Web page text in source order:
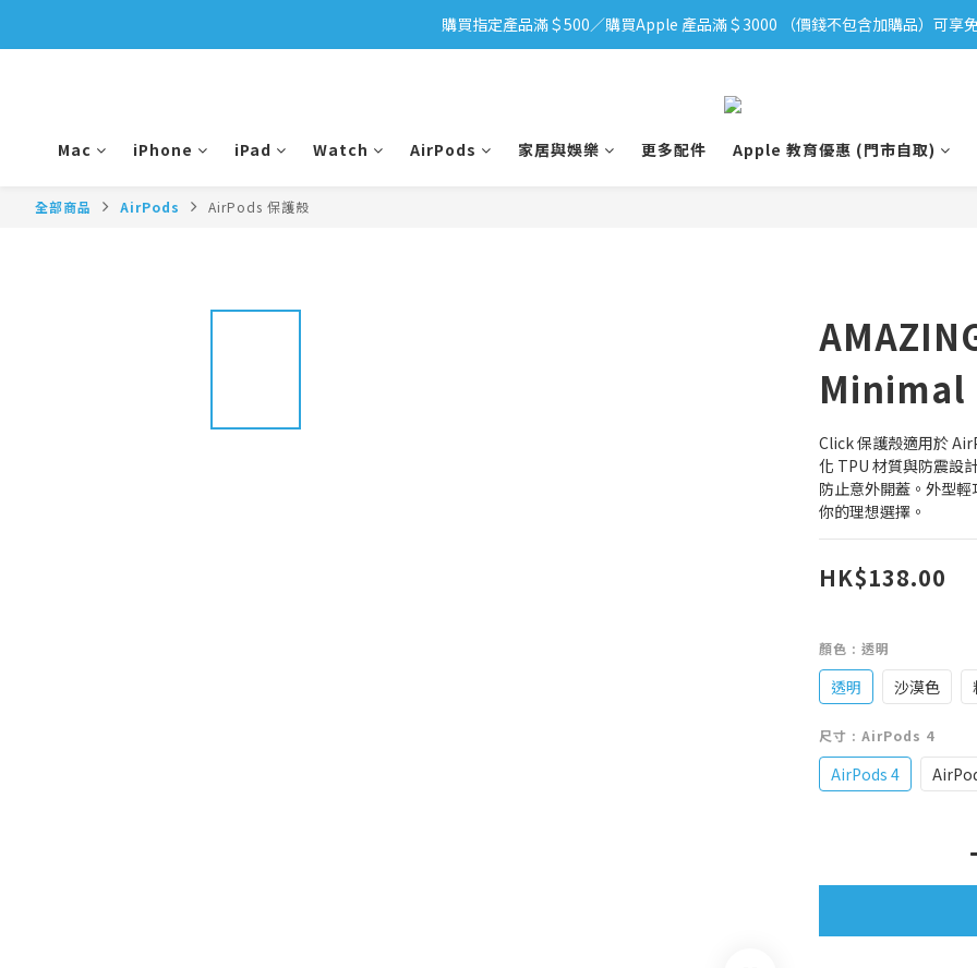
iPhone 17 系列新登場！立即訂購
購買指定產品滿＄500／購買Apple 產品滿＄3000 （價錢不包含加購品）可享
Mac iPhone iPad Watch AirPods 家居與娛樂 更多配件 Apple 教育優惠 (門市自取)
全部商品 AirPods AirPods 保護殼
Minimal
Click 保護殼適用於
化 TPU 材質與防震設
防止意外開蓋。外型
你的理想選擇。
HK$138.00
顏色 : 透明
透明 沙漠色
尺寸 : AirPods 4
AirPods 4